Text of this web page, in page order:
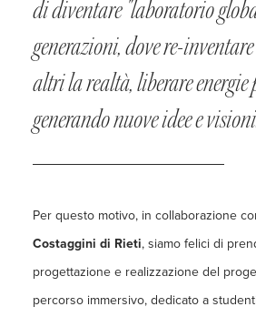
di diventare "laboratorio
generazioni, dove re-
altri la realtà, liberare energie
generando nuove idee e
Per questo motivo, in collaborazione
Costaggini di Rieti, siamo felici di
progettazione e realizzazione del
percorso immersivo, dedicato a